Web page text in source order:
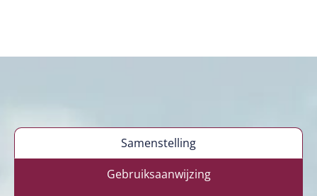
Samenstelling
Gebruiksaanwijzing